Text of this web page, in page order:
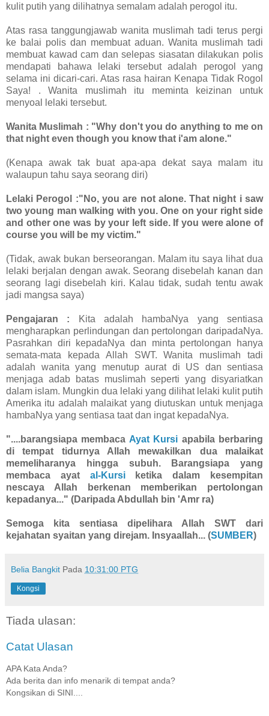
kulit putih yang dilihatnya semalam adalah perogol itu.
Atas rasa tanggungjawab wanita muslimah tadi terus pergi
ke balai polis dan membuat aduan. Wanita muslimah tadi
membuat kawad cam dan selepas siasatan dilakukan polis
mendapati bahawa lelaki tersebut adalah perogol yang
selama ini dicari-cari. Atas rasa hairan Kenapa Tidak Rogol
Saya! . Wanita muslimah itu meminta keizinan untuk
menyoal lelaki tersebut.
Wanita Muslimah : "Why don't you do anything to me on
that night even though you know that i'am alone."
(Kenapa awak tak buat apa-apa dekat saya malam itu
walaupun tahu saya seorang diri)
Lelaki Perogol :"No, you are not alone. That night i saw
two young man walking with you. One on your right side
and other one was by your left side. If you were alone of
course you will be my victim."
(Tidak, awak bukan berseorangan. Malam itu saya lihat dua
lelaki berjalan dengan awak. Seorang disebelah kanan dan
seorang lagi disebelah kiri. Kalau tidak, sudah tentu awak
jadi mangsa saya)
Pengajaran : Kita adalah hambaNya yang sentiasa
mengharapkan perlindungan dan pertolongan daripadaNya.
Pasrahkan diri kepadaNya dan minta pertolongan hanya
semata-mata kepada Allah SWT. Wanita muslimah tadi
adalah wanita yang menutup aurat di US dan sentiasa
menjaga adab batas muslimah seperti yang disyariatkan
dalam islam. Mungkin dua lelaki yang dilihat lelaki kulit putih
Amerika itu adalah malaikat yang diutuskan untuk menjaga
hambaNya yang sentiasa taat dan ingat kepadaNya.
"....barangsiapa membaca Ayat Kursi apabila berbaring
di tempat tidurnya Allah mewakilkan dua malaikat
memeliharanya hingga subuh. Barangsiapa yang
membaca ayat al-Kursiketika dalam kesempitan
nescaya Allah berkenan memberikan pertolongan
kepadanya..." (Daripada Abdullah bin 'Amr ra)
Semoga kita sentiasa dipelihara Allah SWT dari
kejahatan syaitan yang direjam. Insyaallah... (SUMBER)
Belia Bangkit Pada 10:31:00 PTG
Kongsi
Tiada ulasan:
Catat Ulasan
APA Kata Anda?
Ada berita dan info menarik di tempat anda?
Kongsikan di SINI....